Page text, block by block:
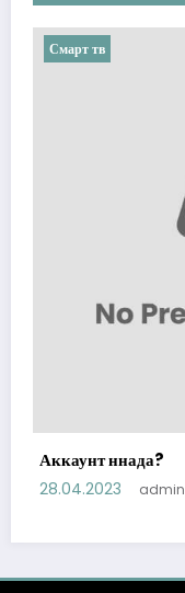
Смарт тв
Аккаунт ннада?
28.04.2023 admin